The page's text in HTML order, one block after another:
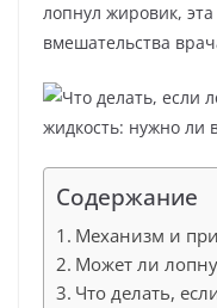
лопнул жировик,
вмешательства
Содержание
Механизм и
Может ли
Что делать,